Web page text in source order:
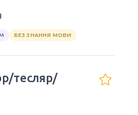
БЕЗ ЗНАННЯ МОВИ
тесляр/